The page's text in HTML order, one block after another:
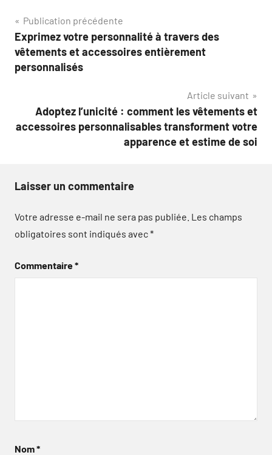
Navigation
de
l’article
Publication précédente
Exprimez votre personnalité à travers des
vêtements et accessoires entièrement
personnalisés
Article suivant
Adoptez l’unicité : comment les vêtements et
accessoires personnalisables transforment votre
apparence et estime de soi
Laisser un commentaire
Votre adresse e-mail ne sera pas publiée. Les champs
obligatoires sont indiqués avec*
Commentaire*
Nom*